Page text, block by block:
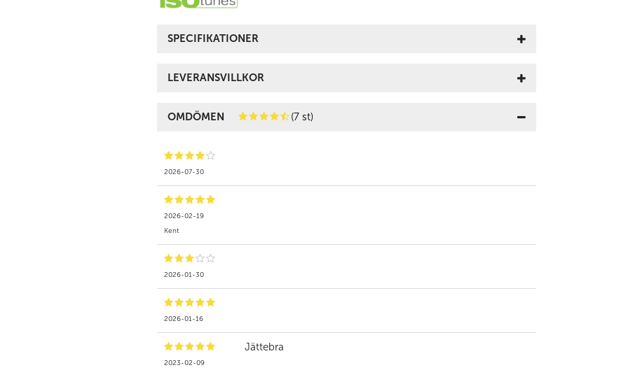
SPECIFIKATIONER
LEVERANSVILLKOR
OMDÖMEN (7 st)
2026-07-30
2026-02-19
Kent
2026-01-30
2026-01-16
2023-02-09
Jättebra